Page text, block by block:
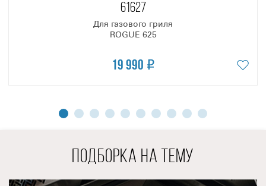
Большой размер рабочей поверхности и высокая крышка
при одной, включённой на минимум, горелке,
работать в самом низком температурном режиме!
В очаге предусмотрена полка второго яруса глубиной 17
несколько блюд и необходимо сформировать разные
температурные зоны. И при этом, её легко убрать, если
нужно.
61627
Для газового гриля
ROGUE 625
19 990
ПОДБОРКА НА ТЕМУ